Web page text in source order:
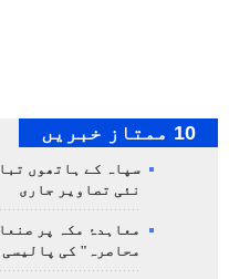
10 ممتاز خبریں
سپاہ کے ہاتھوں
نئی تصاویر جاری
معاہدۂ مکہ پر
محاصرہ" کی پالیسی